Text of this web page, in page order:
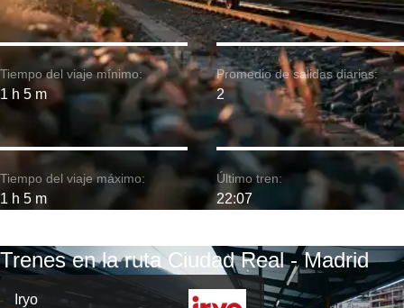
Tiempo del viaje mínimo:
1 h 5 m
Tiempo del viaje máximo:
1 h 5 m
Promedio de salidas diarias:
2
Último tren:
22:07
Trenes en la ruta Ciudad Real - Madrid
Iryo